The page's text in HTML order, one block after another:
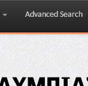
Advanced Search